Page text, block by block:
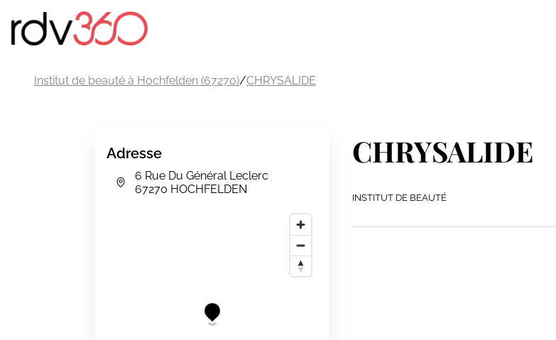
Institut de beauté à Hochfelden (67270)/CHRYSALIDE
Adresse
6 Rue Du Général Leclerc
67270 HOCHFELDEN
CHRYSALIDE
INSTITUT DE BEAUTÉ